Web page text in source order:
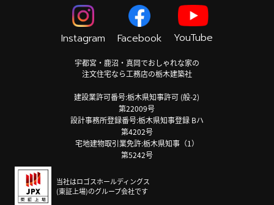
Instagram Facebook YouTube
宇都宮・鹿沼・真岡でおしゃれな家の
注文住宅なら工務店の栃木建築社
建設業許可番号:栃木県知事許可 (般-2)
第22009号
設計事務所登録番号:栃木県知事登録 Bハ
第4202号
宅地建物取引業免許:栃木県知事（1）
第5242号
当社はロゴスホールディングス
(東証上場)のグループ会社です